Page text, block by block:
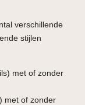
verschillende
stijlen
met of zonder
met of zonder